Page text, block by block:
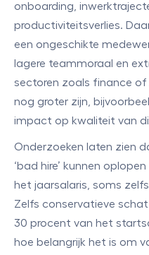
onboarding,
productiviteitsverlies.
een ongeschikte
lagere teammoraal en
sectoren zoals finance of
nog groter zijn,
impact op kwaliteit van
Onderzoeken laten zien
‘bad hire’ kunnen
het jaarsalaris, soms
Zelfs conservatieve
30 procent van het
hoe belangrijk het is om